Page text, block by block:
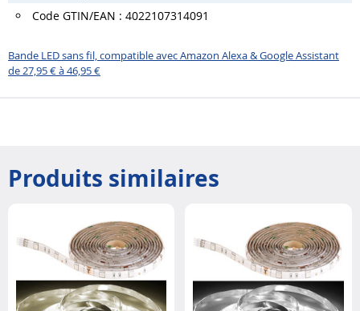
Code GTIN/EAN : 4022107314091
Bande LED sans fil, compatible avec Amazon Alexa & Google Assistant
de 27,95 € à 46,95 €
Produits similaires